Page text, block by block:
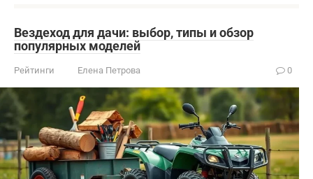
Вездеход для дачи: выбор, типы и обзор
популярных моделей
Рейтинги Елена Петрова 0